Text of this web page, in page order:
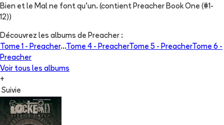
Bien et le Mal ne font qu'un. (contient Preacher Book One (#1-
12))
Découvrez les albums de Preacher :
Tome 1 - Preacher...Tome 4 - PreacherTome 5 - PreacherTome 6 -
Preacher
Voir tous les albums
+
Suivie